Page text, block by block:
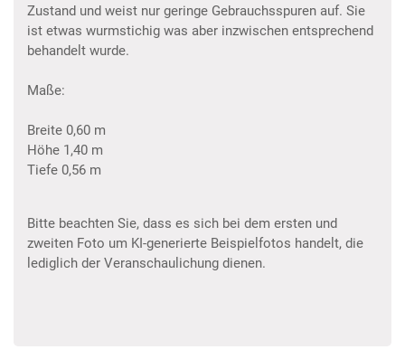
Zustand und weist nur geringe Gebrauchsspuren auf. Sie
ist etwas wurmstichig was aber inzwischen entsprechend
behandelt wurde.
Maße:
Breite 0,60 m
Höhe 1,40 m
Tiefe 0,56 m
Bitte beachten Sie, dass es sich bei dem ersten und
zweiten Foto um KI-generierte Beispielfotos handelt, die
lediglich der Veranschaulichung dienen.